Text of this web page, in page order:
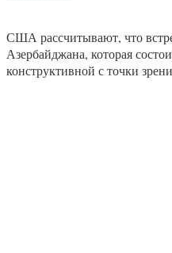
США рассчитывают, что
Азербайджана, которая
конструктивной с точки